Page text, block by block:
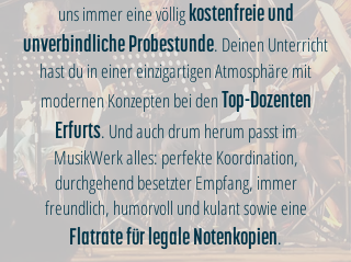
uns immer eine völlig kostenfreie und
unverbindliche Probestunde. Deinen Unterricht
hast du in einer einzigartigen Atmosphäre mit
modernen Konzepten bei denTop-Dozenten
Erfurts. Und auch drum herum passt im
MusikWerk alles: perfekte Koordination,
durchgehend besetzter Empfang, immer
freundlich, humorvoll und kulant sowie eine
Flatrate für legale Notenkopien.